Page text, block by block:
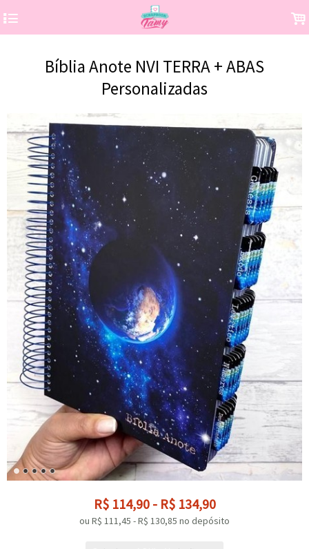
4 .
Bíblia Anote NVI TERRA + ABAS
Personalizadas
R$ 114,90 - R$ 134,90
ou R$ 111,45 -R$ 130,85 no depósito